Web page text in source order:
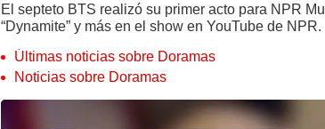
El septeto BTS realizó su primer acto para NPR
“Dynamite” y más en el show en YouTube de NPR.
Últimas noticias sobre Doramas
Noticias sobre Doramas